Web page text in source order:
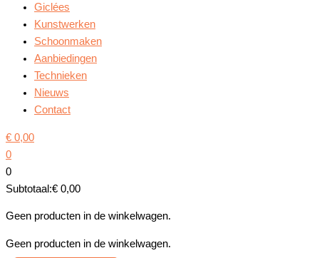
Giclées
Kunstwerken
Schoonmaken
Aanbiedingen
Technieken
Nieuws
Contact
€ 0,00
0
0
Subtotaal:€ 0,00
Geen producten in de winkelwagen.
Geen producten in de winkelwagen.